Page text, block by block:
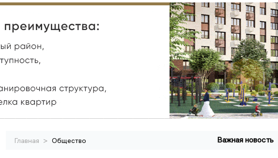
Главная > Общество Важная новость